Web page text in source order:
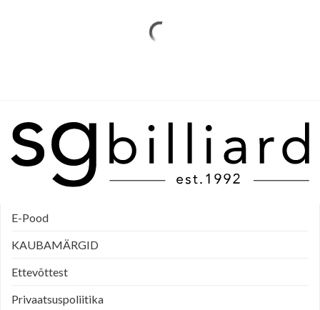
E-Pood
KAUBAMÄRGID
Ettevõttest
Privaatsuspoliitika